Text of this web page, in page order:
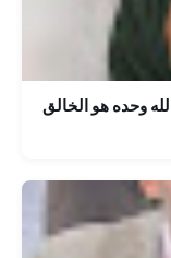
وحده هو الخالق